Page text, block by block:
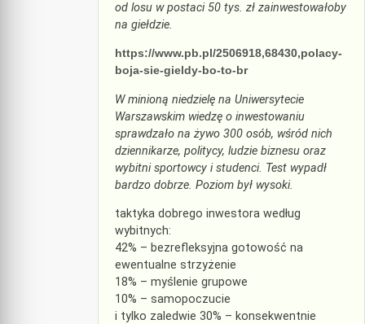
od losu w postaci 50 tys. zł zainwestowałoby
na giełdzie.
https://www.pb.pl/2506918,68430,polacy-
boja-sie-gieldy-bo-to-br
W minioną niedzielę na Uniwersytecie
Warszawskim wiedzę o inwestowaniu
sprawdzało na żywo 300 osób, wśród nich
dziennikarze, politycy, ludzie biznesu oraz
wybitni sportowcy i studenci. Test wypadł
bardzo dobrze. Poziom był wysoki.
taktyka dobrego inwestora według
wybitnych:
42% – bezrefleksyjna gotowość na
ewentualne strzyżenie
18% – myślenie grupowe
10% – samopoczucie
i tylko zaledwie 30% – konsekwentnie